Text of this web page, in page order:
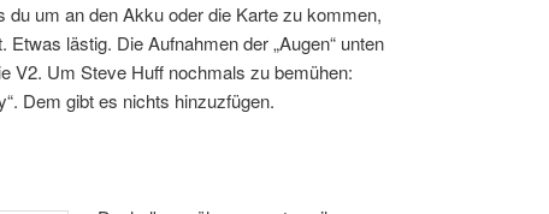
um an den Akku oder die Karte zu kommen,
lästig. Die Aufnahmen der „Augen“ unten
V2. Um Steve Huff nochmals zu bemühen:
Dem gibt es nichts hinzuzfügen.